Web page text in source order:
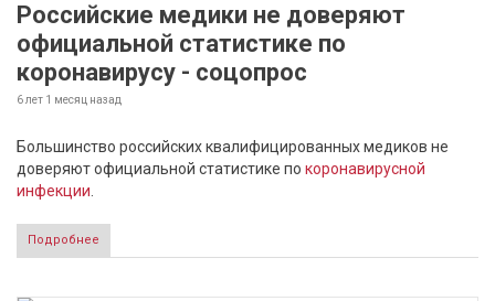
Российские медики не доверяют
официальной статистике по
коронавирусу - соцопрос
6 лет 1 месяц назад
Большинство российских квалифицированных медиков не
доверяют официальной статистике по коронавирусной
инфекции
Подробнее